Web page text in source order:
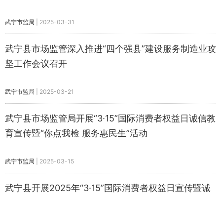
武宁市监局 2025-03-31
武宁县市场监管深入推进“四个强县”建设服务制造业攻
坚工作会议召开
武宁市监局 2025-03-21
武宁县市场监管局开展“3·15”国际消费者权益日诚信教
育宣传暨“你点我检 服务惠民生”活动
武宁市监局 2025-03-15
武宁县开展2025年“3·15”国际消费者权益日宣传暨诚